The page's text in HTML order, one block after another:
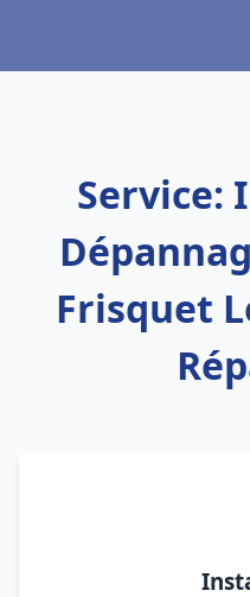
Service:
Frisquet